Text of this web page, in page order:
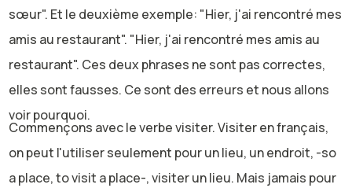
sœur". Et le deuxième exemple: "Hier, j'ai rencontré mes
amis au restaurant". "Hier, j'ai rencontré mes amis au
restaurant". Ces deux phrases ne sont pas correctes,
elles sont fausses. Ce sont des erreurs et nous allons
voir pourquoi.
Commençons avec le verbe visiter. Visiter en français,
on peut l'utiliser seulement pour un lieu, un endroit, -so
a place, to visit a place-, visiter un lieu. Mais jamais pour